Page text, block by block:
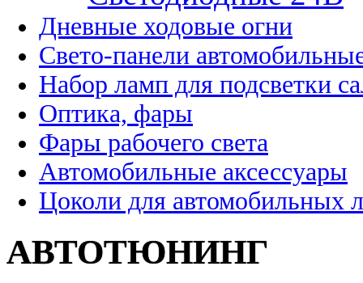
Дневные ходовые огни
Свето-панели
Набор ламп для подсветки
Оптика, фары
Фары рабочего света
Автомобильные аксессуары
Цоколи для автомобильных
АВТОТЮНИНГ